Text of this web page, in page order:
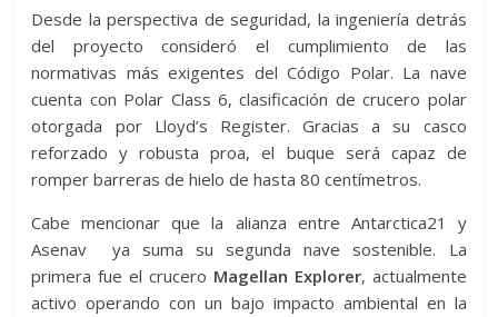
Desde la perspectiva de seguridad, la ingeniería detrás
del proyecto consideró el cumplimiento de las
normativas más exigentes del Código Polar. La nave
cuenta con Polar Class 6, clasificación de crucero polar
otorgada por Lloyd’s Register. Gracias a su casco
reforzado y robusta proa, el buque será capaz de
romper barreras de hielo de hasta 80 centímetros.
Cabe mencionar que la alianza entre Antarctica21 y
Asenav ya suma su segunda nave sostenible. La
primera fue el crucero Magellan Explorer, actualmente
activo operando con un bajo impacto ambiental en la